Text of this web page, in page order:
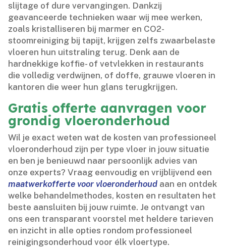
slijtage of dure vervangingen.​ Dankzij
geavanceerde technieken waar wij mee werken,
zoals kristalliseren bij marmer en CO2-
stoomreiniging bij tapijt, krijgen zelfs zwaarbelaste
vloeren hun uitstraling terug.​ Denk aan de
hardnekkige koffie- of vetvlekken in restaurants
die volledig verdwijnen, of doffe, grauwe vloeren in
kantoren die weer hun glans terugkrijgen.​
Gratis offerte aanvragen voor
grondig vloeronderhoud
Wil je exact weten wat de kosten van professioneel
vloeronderhoud zijn per type vloer in jouw situatie
en ben je benieuwd naar persoonlijk advies van
onze experts? Vraag eenvoudig en vrijblijvend een
maatwerkofferte voor vloeronderhoud aan en ontdek
welke behandelmethodes, kosten en resultaten het
beste aansluiten bij jouw ruimte.​ Je ontvangt van
ons een transparant voorstel met heldere tarieven
en inzicht in alle opties rondom professioneel
reinigingsonderhoud voor élk vloertype.​